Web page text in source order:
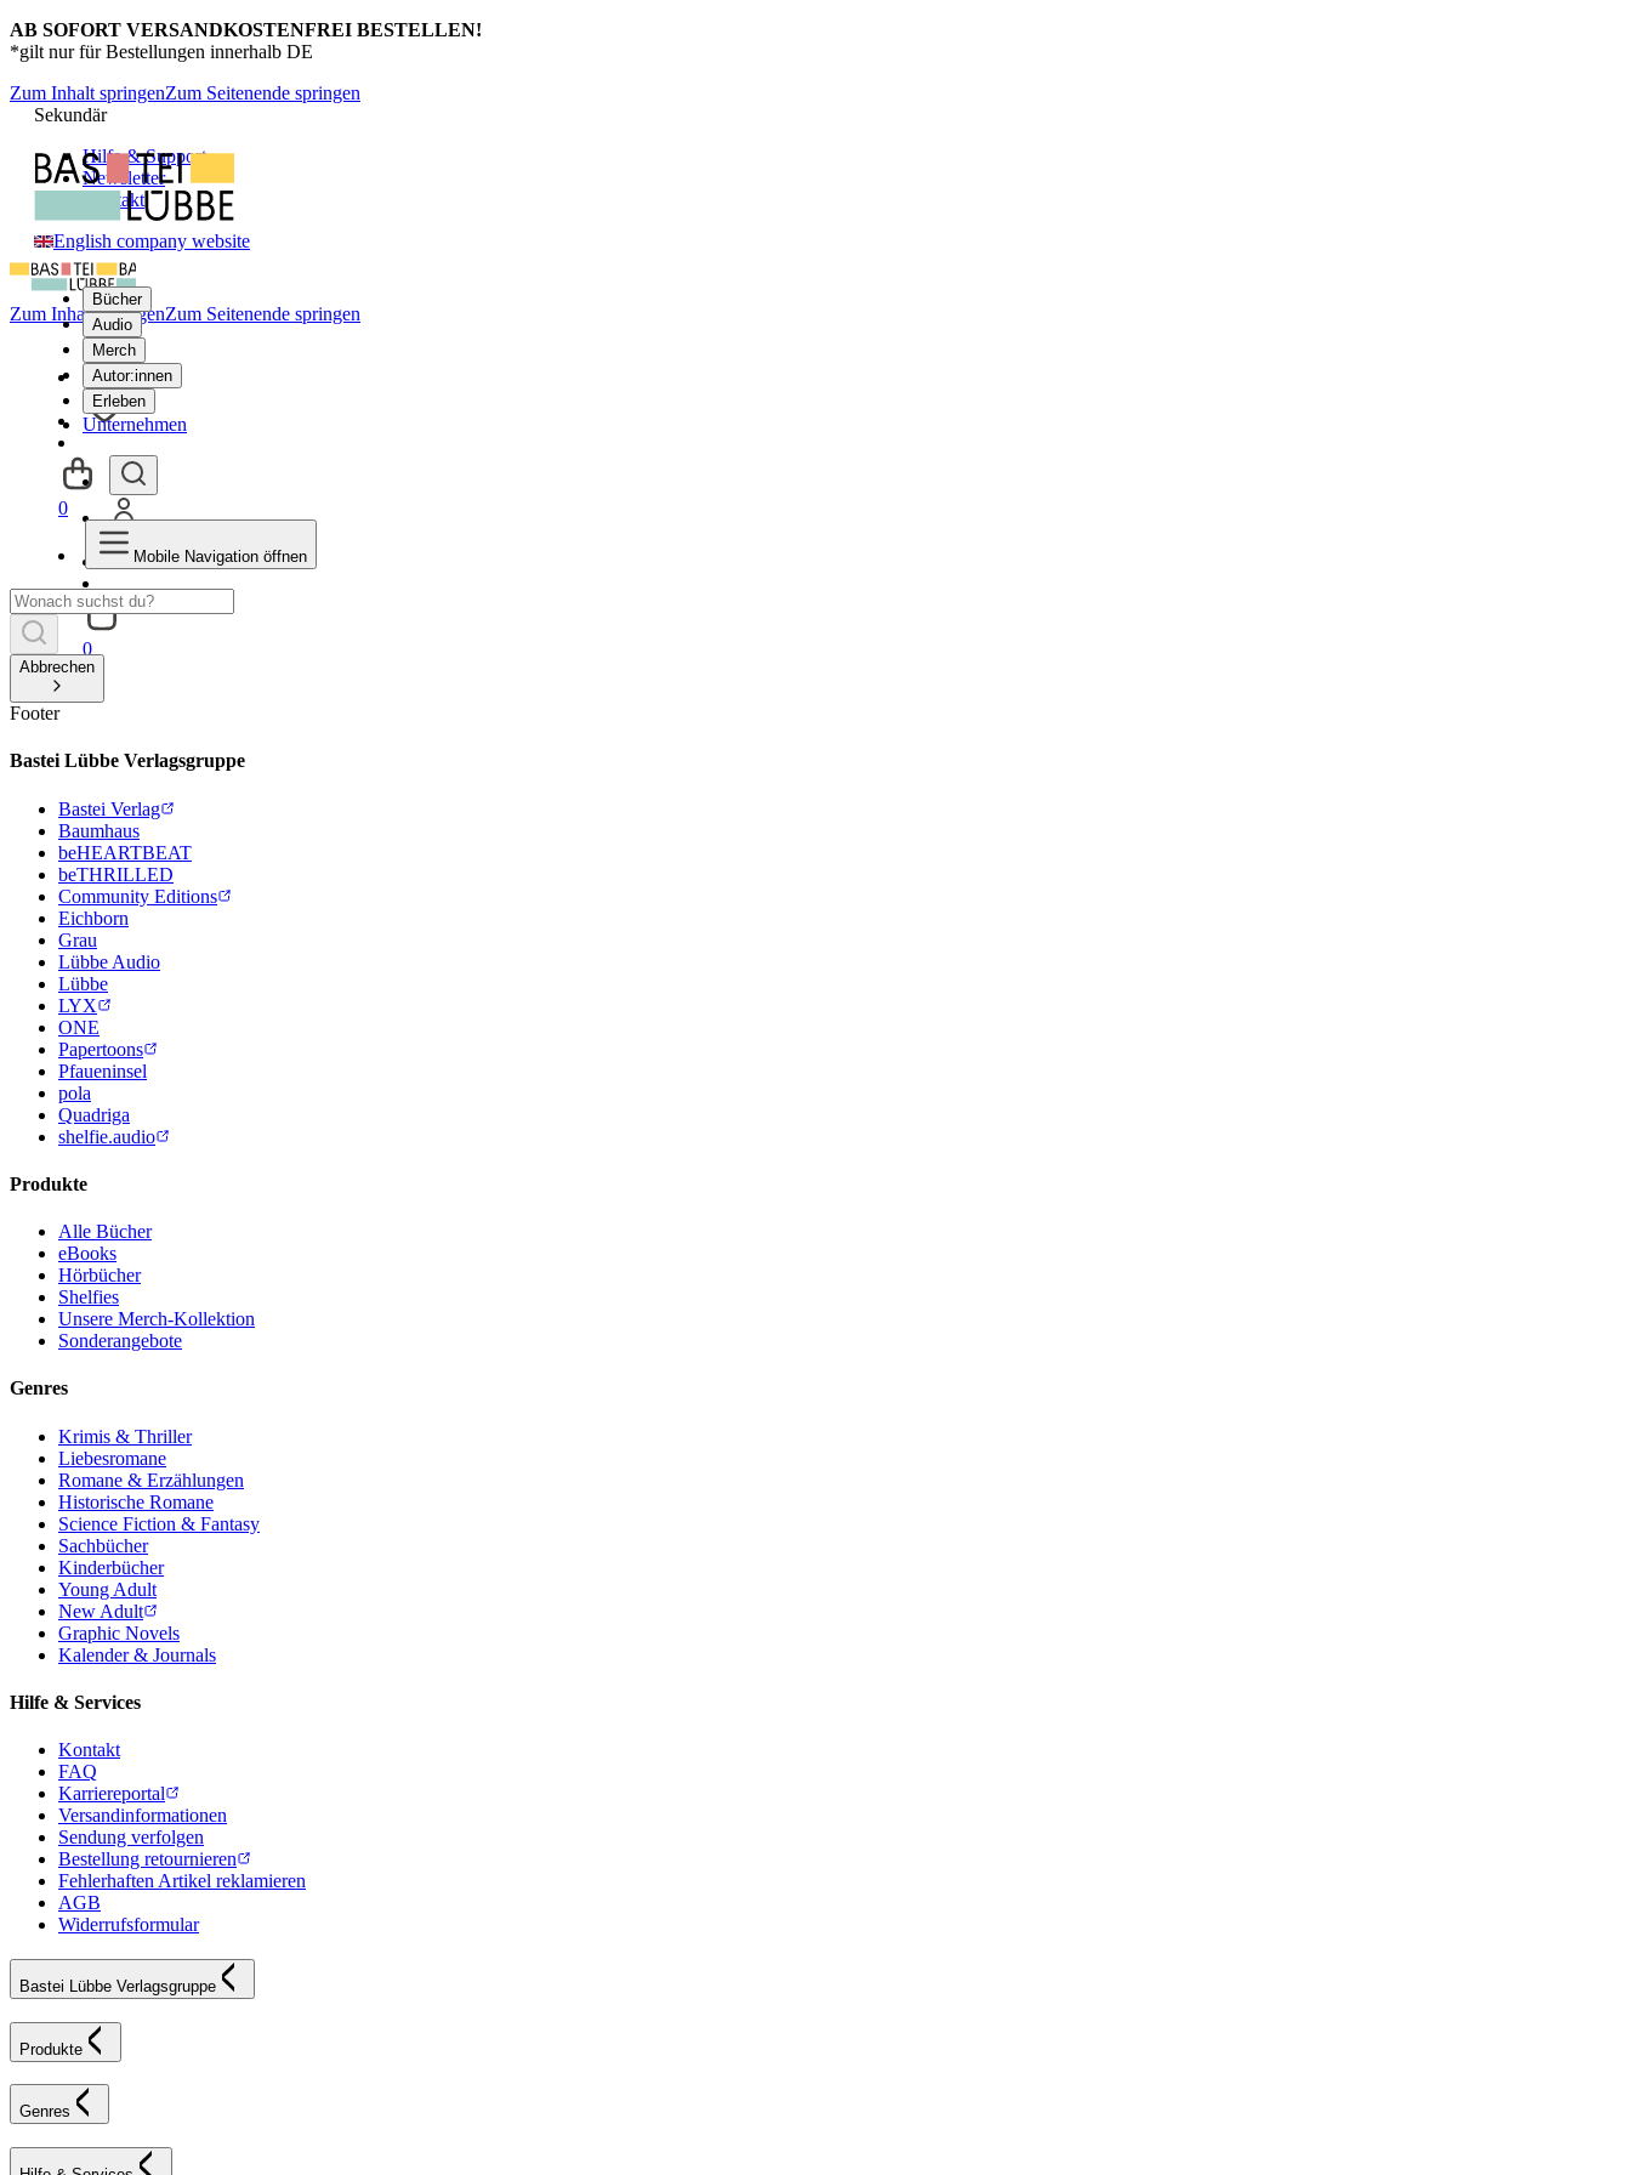
AB SOFORT VERSANDKOSTENFREI BESTELLEN!
*gilt nur für Bestellungen innerhalb DE
Zum Inhalt springenZum Seitenende springen
Sekundär
Hilfe & Support
Newsletter
Kontakt
English company website
Bücher
Audio
Merch
Autor:innen
Erleben
Unternehmen
0
Zum Inhalt springenZum Seitenende springen
0
Mobile Navigation öffnen
Abbrechen
Footer
Bastei Lübbe Verlagsgruppe
Bastei Verlag
Baumhaus
beHEARTBEAT
beTHRILLED
Community Editions
Eichborn
Grau
Lübbe Audio
Lübbe
LYX
ONE
Papertoons
Pfaueninsel
pola
Quadriga
shelfie.audio
Produkte
Alle Bücher
eBooks
Hörbücher
Shelfies
Unsere Merch-Kollektion
Sonderangebote
Genres
Krimis & Thriller
Liebesromane
Romane & Erzählungen
Historische Romane
Science Fiction & Fantasy
Sachbücher
Kinderbücher
Young Adult
New Adult
Graphic Novels
Kalender & Journals
Hilfe & Services
Kontakt
FAQ
Karriereportal
Versandinformationen
Sendung verfolgen
Bestellung retournieren
Fehlerhaften Artikel reklamieren
AGB
Widerrufsformular
Bastei Lübbe Verlagsgruppe
Produkte
Genres